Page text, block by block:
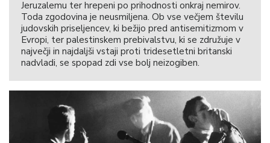
Jeruzalemu ter hrepeni po prihodnosti onkraj nemirov.
Toda zgodovina je neusmiljena. Ob vse večjem številu
judovskih priseljencev, ki bežijo pred antisemitizmom v
Evropi, ter palestinskem prebivalstvu, ki se združuje v
največji in najdaljši vstaji proti tridesetletni britanski
nadvladi, se spopad zdi vse bolj neizogiben.